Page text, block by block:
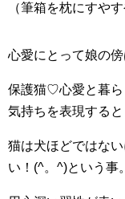
（筆箱を枕にすやす
心愛にとって娘の
保護猫♡心愛と暮ら
気持ちを表現すると
猫は犬ほどではな
い！(^。^)という事。